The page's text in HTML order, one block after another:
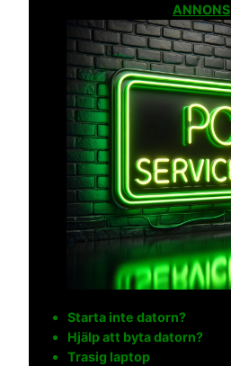
ANNONS
Starta inte datorn?
Hjälp att byta datorn?
Trasig laptop